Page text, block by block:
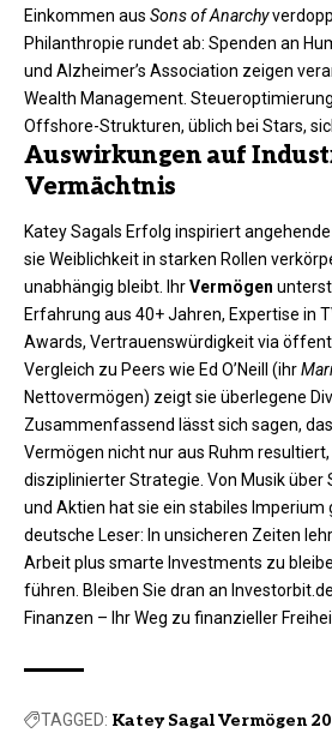
Einkommen aus Sons of Anarchy
Philanthropie rundet ab: Spenden an
und Alzheimer’s Association zeigen
Wealth Management.
Offshore-Strukturen, üblich bei Stars,
Auswirkungen auf
Vermächtnis
Katey Sagals Erfolg inspiriert
sie Weiblichkeit in starken Rollen
unabhängig bleibt. IhrVermögen
Erfahrung aus 40+ Jahren, Expertise in
Awards, Vertrauenswürdigkeit via
Vergleich zu Peers wie Ed O’Neill (ihr
Nettovermögen) zeigt sie überlegene
Zusammenfassend lässt sich sagen,
Vermögen nicht nur aus Ruhm
disziplinierter Strategie. Von Musik über
und Aktien hat sie ein stabiles Imperium
deutsche Leser: In unsicheren Zeiten
Arbeit plus smarte Investments zu
führen. Bleiben Sie dran an
Finanzen – Ihr Weg zu finanzieller
TAGGED: Katey Sagal Vermögen